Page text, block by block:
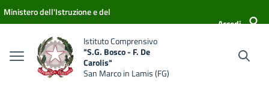
Vai ai contenuti
Vai al menu di navigazione
Vai al footer
Ministero dell'Istruzione e del
Accedi
Istituto Comprensivo
"S.G. Bosco - F. De
Carolis"
San Marco in Lamis (FG)